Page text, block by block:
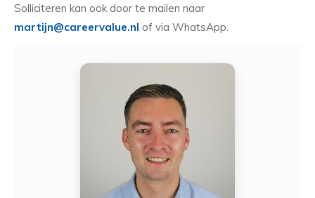
Solliciteren kan ook door te mailen naar
martijn@careervalue.nl of via WhatsApp.